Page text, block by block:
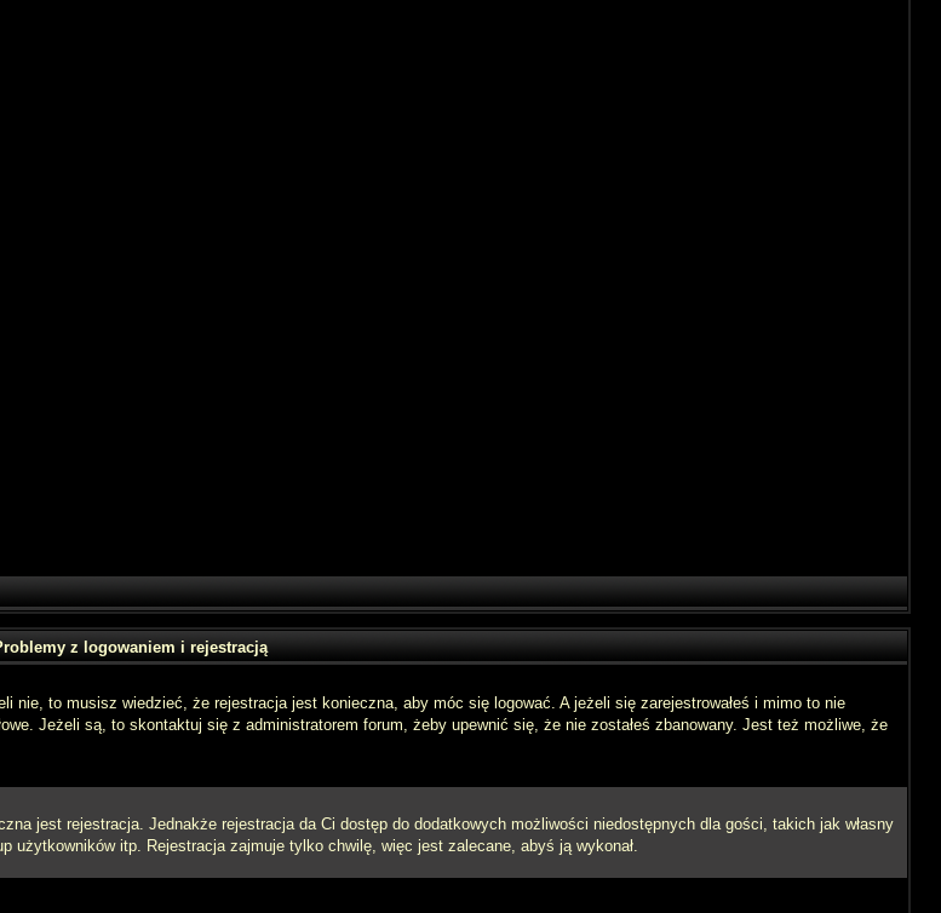
z logowaniem i rejestracją
nie, to musisz wiedzieć, że rejestracja jest konieczna, aby móc się logować. A jeżeli się zarejestrowałeś i mimo to nie
Jeżeli są, to skontaktuj się z administratorem forum, żeby upewnić się, że nie zostałeś zbanowany. Jest też możliwe, że
jest rejestracja. Jednakże rejestracja da Ci dostęp do dodatkowych możliwości niedostępnych dla gości, takich jak własny
użytkowników itp. Rejestracja zajmuje tylko chwilę, więc jest zalecane, abyś ją wykonał.